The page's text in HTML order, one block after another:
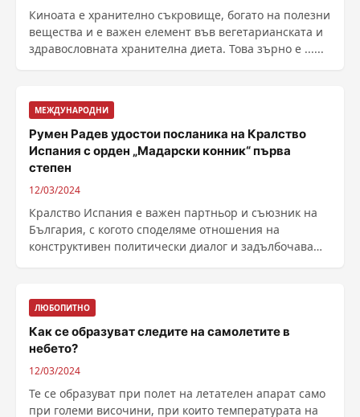
Киноата е хранително съкровище, богато на полезни
вещества и е важен елемент във вегетарианската и
здравословната хранителна диета. Това зърно е ......
МЕЖДУНАРОДНИ
Румен Радев удостои посланика на Кралство
Испания с орден „Мадарски конник“ първа
степен
12/03/2024
Кралство Испания е важен партньор и съюзник на
България, с когото споделяме отношения на
конструктивен политически диалог и задълбочаващи
ЛЮБОПИТНО
Как се образуват следите на самолетите в
небето?
12/03/2024
Те се образуват при полет на летателен апарат само
при големи височини, при които температурата на